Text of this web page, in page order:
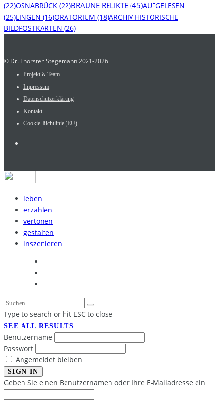
(22)OSNABRÜCK (22)BRAUNE RELIKTE (45)AUFGELESEN
(25)LINGEN (16)ORATORIUM (18)ARCHIV HISTORISCHE
BILDPOSTKARTEN (26)
© Dr. Thorsten Stegemann 2021-2026
Projekt & Team
Impressum
Datenschutzerklärung
Kontakt
Cookie-Richtlinie (EU)
leben
erzählen
vertonen
gestalten
inszenieren
Type to search or hit ESC to close
SEE ALL RESULTS
Benutzername
Passwort
Angemeldet bleiben
SIGN IN
Geben Sie einen Benutzernamen oder Ihre E-Mailadresse ein